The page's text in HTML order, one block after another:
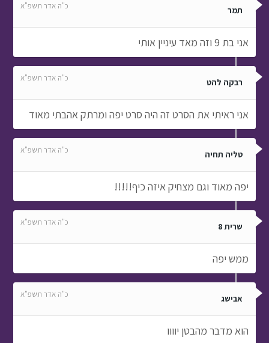
תמר כ"ה אדר תשפ"א
אני בת 9 וזה מאד עיניין אותי
רבקה להט כ"ה אדר תשפ"א
אני ראיתי את הסרט זה היה סרט יפה ומרתק אהבתי מאוד
טליה תחיה כ"ה אדר תשפ"א
יפה מאוד וגם מצחיק איזה כיף!!!!!
שרית 8 כ"ה אדר תשפ"א
ממש יפה
אבישג כ"ה אדר תשפ"א
הוא מדבר מהבטן יוווו